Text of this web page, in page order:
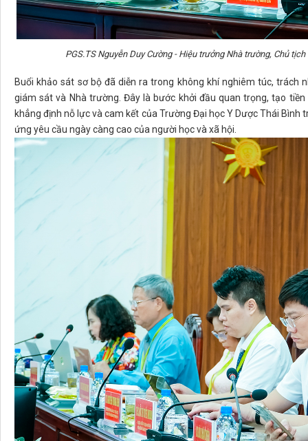
PGS.TS Nguyễn Duy Cường - Hiệu trưởng Nhà trường, Chủ
Buổi khảo sát sơ bộ đã diễn ra trong không khí nghiêm túc, trách
giám sát và Nhà trường. Đây là bước khởi đầu quan trọng, tạo
khẳng định nỗ lực và cam kết của Trường Đại học Y Dược Thái
ứng yêu cầu ngày càng cao của người học và xã hội.